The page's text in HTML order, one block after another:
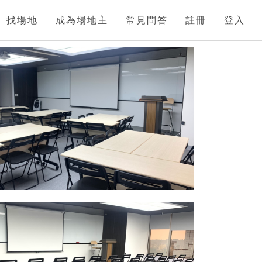
找場地 成為場地主 常見問答 註冊 登入